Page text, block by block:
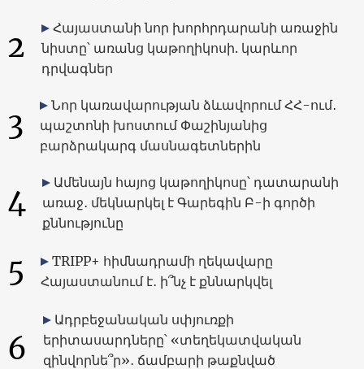
2
Հայաստանի նոր խորհրդարանի առաջին
նիստը՝ առանց կաթողիկոսի. կարևոր
դրվագներ
3
Նոր կառավարության ձևավորում ՀՀ-ում․
պաշտոնի խոստում Փաշինյանից
բարձրակարգ մասնագետներին
4
Ամենայն հայոց կաթողիկոսը՝ դատարանի
առաջ․ մեկնարկել է Գարեգին Բ-ի գործի
քննությունը
5
TRIPP+ հիմնադրամի ղեկավարը
Հայաստանում է․ ի՞նչ է քննարկվել
6
Ադրբեջանական սփյուռքի
երիտասարդները՝ «տեղեկատվական
զինվորնե՞ր»․ ճամբարի թաքնված